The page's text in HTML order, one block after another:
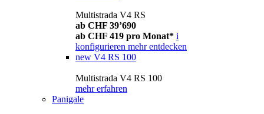
Multistrada V4 RS
ab CHF 39’690
ab CHF 419 pro Monat* i
konfigurieren mehr entdecken
new V4 RS 100
Multistrada V4 RS 100
mehr erfahren
Panigale